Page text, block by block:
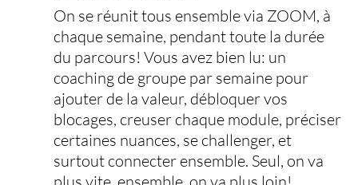
On se réunit tous ensemble via ZOOM, à
chaque semaine, pendant toute la durée
du parcours! Vous avez bien lu: un
coaching de groupe par semaine pour
ajouter de la valeur, débloquer vos
blocages, creuser chaque module, préciser
certaines nuances, se challenger, et
surtout connecter ensemble. Seul, on va